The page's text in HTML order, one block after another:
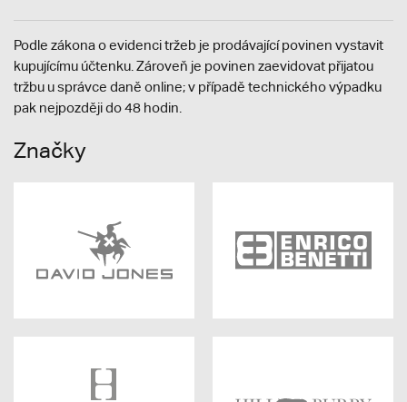
Podle zákona o evidenci tržeb je prodávající povinen vystavit
kupujícímu účtenku. Zároveň je povinen zaevidovat přijatou
tržbu u správce daně online; v případě technického výpadku
pak nejpozději do 48 hodin.
Značky